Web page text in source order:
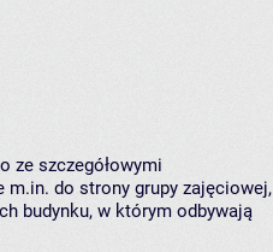
ze szczegółowymi
do strony grupy zajęciowej,
budynku, w którym odbywają